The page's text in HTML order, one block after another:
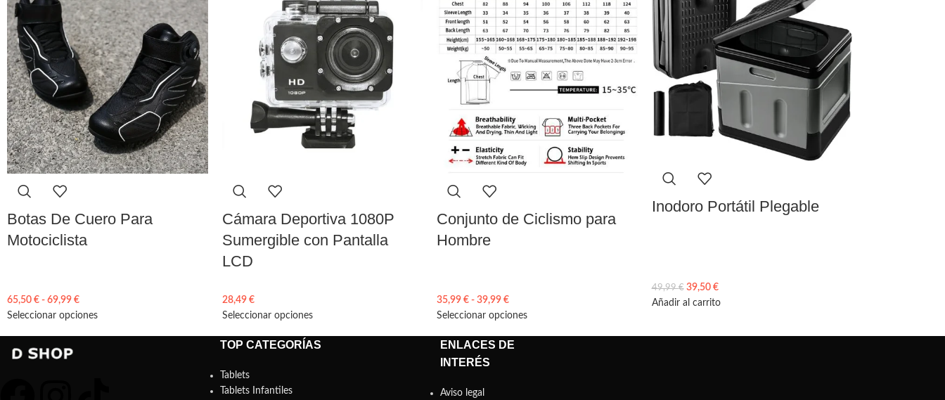
Botas De Cuero Para
Motociclista
65,50 € - 69,99 €
Seleccionar opciones
Cámara Deportiva 1080P
Sumergible con Pantalla
LCD
28,49 €
Seleccionar opciones
Conjunto de Ciclismo para
Hombre
35,99 € - 39,99 €
Seleccionar opciones
Inodoro Portátil Plegable
49,99€ 39,50 €
Añadir al carrito
TOP CATEGORÍAS
Tablets
Tablets Infantiles
ENLACES DE
INTERÉS
Aviso legal